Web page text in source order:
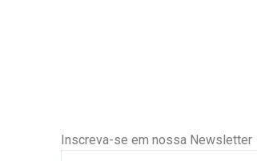
Inscreva-se em nossa Newsletter